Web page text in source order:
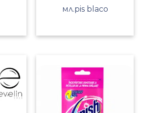
мл.pis blaco